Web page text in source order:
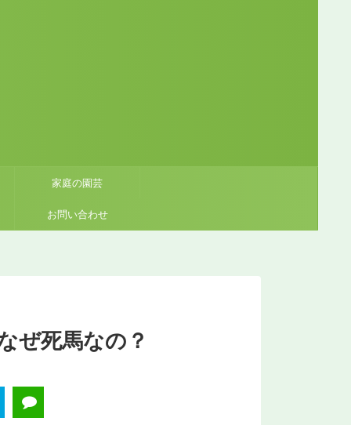
家庭の園芸
お問い合わせ
ぜ死馬なの？